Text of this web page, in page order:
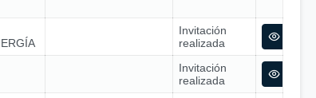
Invitación
realizada
Invitación
realizada